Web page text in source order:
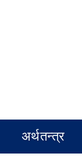
अर्थतन्त्र